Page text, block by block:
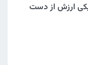
ارزش از دست